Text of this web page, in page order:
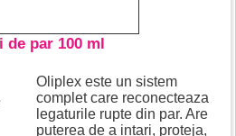
par 100 ml
Oliplex este un sistem
complet care reconecteaza
legaturile rupte din par. Are
puterea de a intari, proteja,